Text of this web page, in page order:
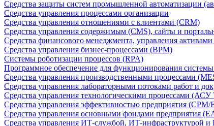
Средства защиты систем промышленной автоматизации
Средства управления процессами организации
Средства управления отношениями с клиентами (CRM)
Средства управления содержимым (CMS), сайты и
Средства финансового менеджмента, управления
Средства управления бизнес-процессами (BPM)
Системы роботизации процессов (RPA)
Программное обеспечение для функционирования
Средства управления производственными процессами
Средства управления лабораторными потоками работ и
Средства управления технологическими процессами
Средства управления эффективностью предприятия (CPM/
Средства управления основными фондами предприятия
Средства управления ИТ-службой, ИТ-инфраструктурой